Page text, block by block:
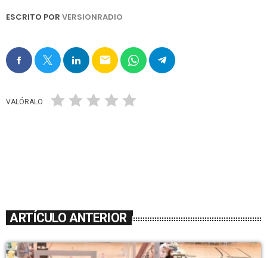
ESCRITO POR VERSIONRADIO
email
VALÓRALO
ARTÍCULO ANTERIOR